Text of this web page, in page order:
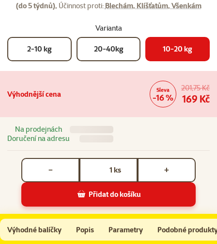
(do 5 týdnů), Účinnost proti: Blechám, Klíšťatům, Všenkám
Varianta
2-10 kg 20-40kg 10-20 kg
Výhodnější cena Sleva
-16 %
201,75 Kč
169 Kč
Na prodejnách
Doručení na adresu
ks
− +
Přidat do košíku
Spot-on Beaphar COMBOtec pro psy M 10-20kg
Do košíku
Výhodné balíčky Popis Parametry Podobné
Na začátek stránky